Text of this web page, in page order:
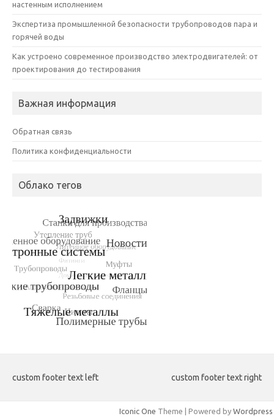
настенным исполнением
Экспертиза промышленной безопасности трубопроводов пара и
горячей воды
Как устроено современное производство электродвигателей: от
проектирования до тестирования
Важная информация
Обратная связь
Политика конфиденциальности
Облако тегов
custom footer text left custom footer text right
Iconic One Theme | Powered by Wordpress